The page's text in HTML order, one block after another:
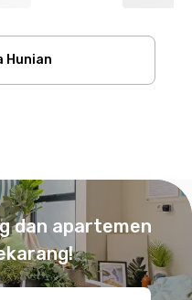
Hunian
dan apartemen